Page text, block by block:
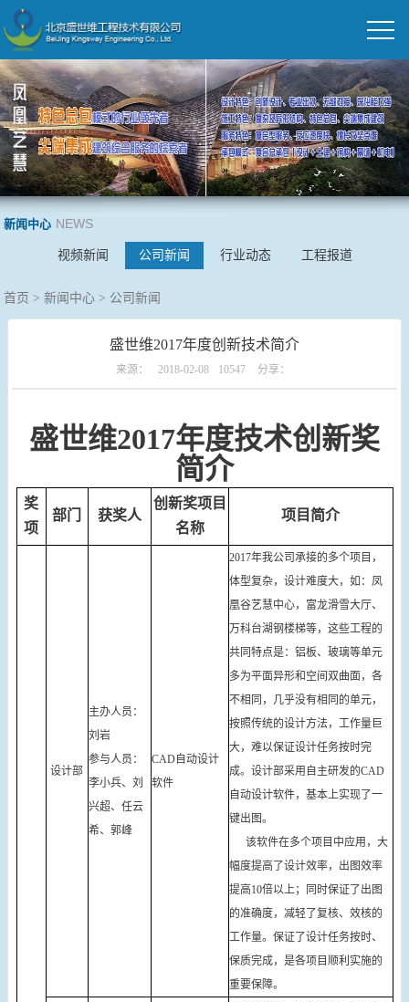
新闻中心 NEWS
视频新闻 公司新闻 行业动态 工程报道
首页 >新闻中心 > 公司新闻
盛世维2017年度创新技术简介
来源： 2018-02-08 10547 分享：
盛世维2017年度技术创新奖
简介
奖
项
部门 获奖人
创新奖项目
名称
项目简介
设计部
主办人员：
刘岩
参与人员：
李小兵、刘
兴超、任云
希、郭峰
CAD自动设计
软件
2017年我公司承接的多个项目，
体型复杂，设计难度大，如：凤
凰谷艺慧中心，富龙滑雪大厅、
万科台湖钢楼梯等，这些工程的
共同特点是：铝板、玻璃等单元
多为平面异形和空间双曲面，各
不相同，几乎没有相同的单元，
按照传统的设计方法，工作量巨
大，难以保证设计任务按时完
成。设计部采用自主研发的CAD
自动设计软件，基本上实现了一
键出图。
该软件在多个项目中应用，大
幅度提高了设计效率，出图效率
提高10倍以上；同时保证了出图
的准确度，减轻了复核、效核的
工作量。保证了设计任务按时、
保质完成，是各项目顺利实施的
重要保障。